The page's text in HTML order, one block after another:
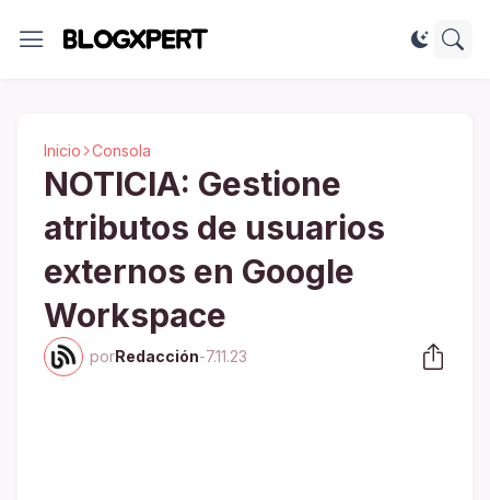
Inicio Consola
NOTICIA: Gestione
atributos de usuarios
externos en Google
Workspace
porRedacción-7.11.23